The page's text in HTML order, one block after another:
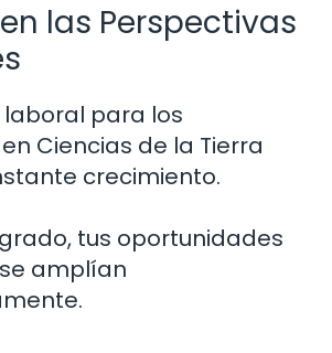
las Perspectivas
laboral para los
Ciencias de la Tierra
crecimiento.
tus oportunidades
amplían